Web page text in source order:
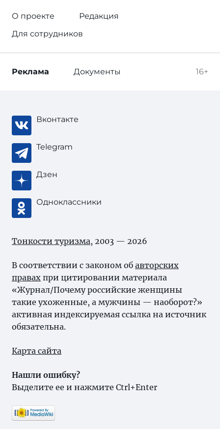
О проекте
Редакция
Для сотрудников
16+
Реклама Документы
Вконтакте
Telegram
Дзен
Одноклассники
Тонкости туризма, 2003 — 2026
В соответствии с законом об авторских
правах при цитировании материала
«Журнал/Почему российские женщины
такие ухоженные, а мужчины — наоборот?»
активная индексируемая ссылка на источник
обязательна.
Карта сайта
Нашли ошибку?
Выделите ее и нажмите Ctrl+Enter